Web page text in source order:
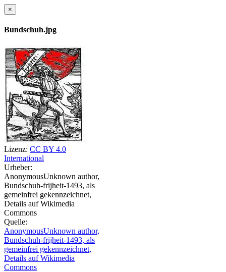
×
Bundschuh.jpg
Lizenz: CC BY 4.0
International
Urheber:
AnonymousUnknown author,
Bundschuh-frijheit-1493, als
gemeinfrei gekennzeichnet,
Details auf Wikimedia
Commons
Quelle:
AnonymousUnknown author,
Bundschuh-frijheit-1493, als
gemeinfrei gekennzeichnet,
Details auf Wikimedia
Commons